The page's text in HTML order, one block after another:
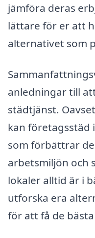
jämföra deras
lättare för er att
alternativet som
anledningar till
städtjänst.
kan företagsstäd
som förbättrar
arbetsmiljön och
lokaler alltid är i
utforska era
för att få de